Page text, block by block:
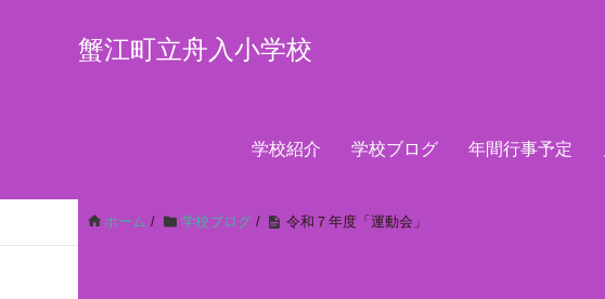
蟹江町立舟入小学校
学校紹介 学校ブログ 年間行事予定
ホーム / 学校ブログ / 令和７年度「運動会」